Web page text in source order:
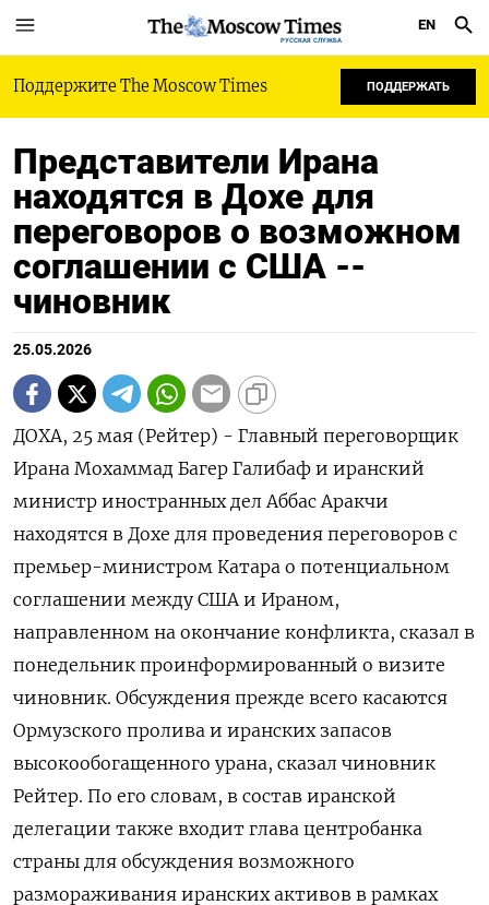
РУССКАЯ СЛУЖБА
EN
Поддержите The Moscow Times ПОДДЕРЖАТЬ
Представители Ирана
находятся в Дохе для
переговоров о возможном
соглашении с США --
чиновник
25.05.2026
ДОХА, 25 мая (Рейтер) - Главный переговорщик
Ирана Мохаммад Багер ‌Галибаф и иранский
министр иностранных дел Аббас Аракчи ​
находятся ​в Дохе ​для проведения ⁠переговоров ‌с
премьер-министром Катара ‌о потенциальном
соглашении между США ​и Ираном,
направленном ‌на окончание конфликта, ​сказал в
понедельник проинформированный ‌о визите
чиновник. Обсуждения прежде всего касаются
Ормузского ​пролива ​и ‌иранских запасов
высокообогащенного урана, ​сказал чиновник
Рейтер. По его словам, в состав иранской
делегации также входит глава центробанка
страны ​для обсуждения ⁠возможного
размораживания иранских активов в ‌рамках